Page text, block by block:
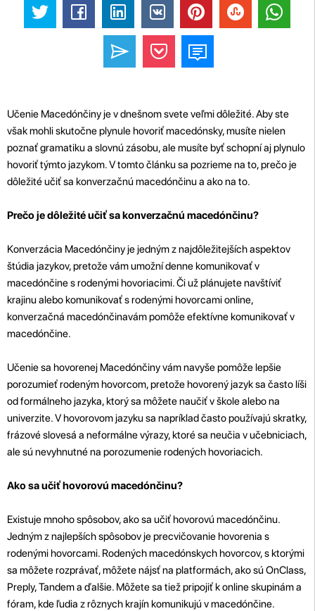
Učenie Macedónčiny je v dnešnom svete veľmi dôležité. Aby ste
však mohli skutočne plynule hovoriť macedónsky, musíte nielen
poznať gramatiku a slovnú zásobu, ale musíte byť schopní aj plynulo
hovoriť týmto jazykom. V tomto článku sa pozrieme na to, prečo je
dôležité učiť sa konverzačnú macedónčinu a ako na to.
Prečo je dôležité učiť sa konverzačnú macedónčinu?
Konverzácia Macedónčiny je jedným z najdôležitejších aspektov
štúdia jazykov, pretože vám umožní denne komunikovať v
macedónčine s rodenými hovoriacimi. Či už plánujete navštíviť
krajinu alebo komunikovať s rodenými hovorcami online,
konverzačná macedónčinavám pomôže efektívne komunikovať v
macedónčine.
Učenie sa hovorenej Macedónčiny vám navyše pomôže lepšie
porozumieť rodeným hovorcom, pretože hovorený jazyk sa často líši
od formálneho jazyka, ktorý sa môžete naučiť v škole alebo na
univerzite. V hovorovom jazyku sa napríklad často používajú skratky,
frázové slovesá a neformálne výrazy, ktoré sa neučia v učebniciach,
ale sú nevyhnutné na porozumenie rodených hovoriacich.
Ako sa učiť hovorovú macedónčinu?
Existuje mnoho spôsobov, ako sa učiť hovorovú macedónčinu.
Jedným z najlepších spôsobov je precvičovanie hovorenia s
rodenými hovorcami. Rodených macedónskych hovorcov, s ktorými
sa môžete rozprávať, môžete nájsť na platformách, ako sú OnClass,
Preply, Tandem a ďalšie. Môžete sa tiež pripojiťk online skupinám a
fóram, kde ľudia z rôznych krajín komunikujú v macedónčine.